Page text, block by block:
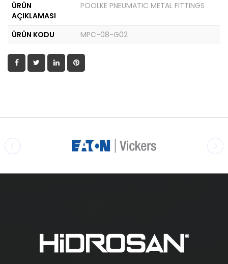
ÜRÜN
AÇIKLAMASI
POOLKE PNEUMATIC METAL FITTINGS
ÜRÜN KODU MPC-08-G02